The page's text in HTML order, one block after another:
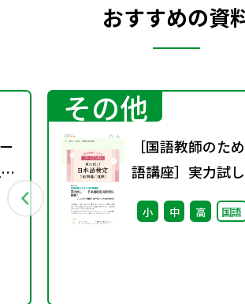
日はそのことをなさんと
おすすめの資
その他
［国語教師のた
語講座］実力試
本語検定1級問題
戦！
小 中 高 国語